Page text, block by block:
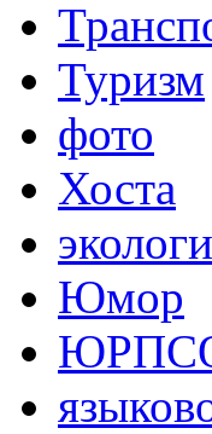
Туризм
фото
Хоста
Юмор